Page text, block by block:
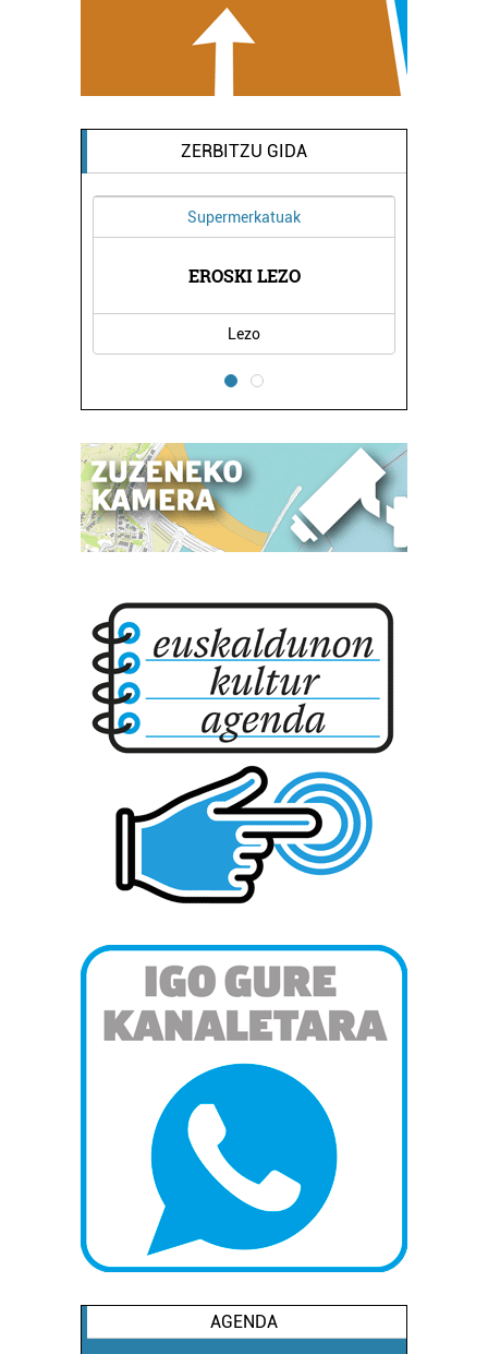
ZERBITZU GIDA
Supermerkatuak
EROSKI LEZO
Lezo
AGENDA